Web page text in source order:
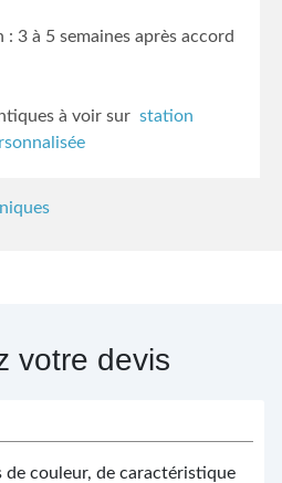
: 3 à 5 semaines après accord
à voir sur station
votre devis
de couleur, de caractéristique